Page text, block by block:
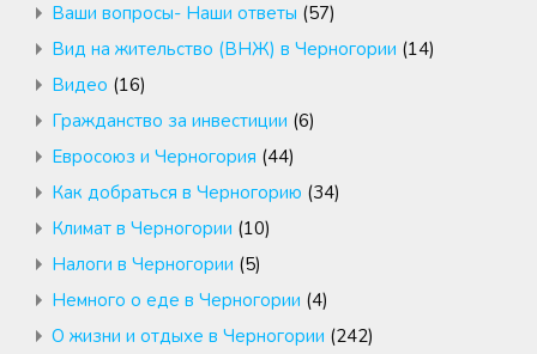
Ваши вопросы- Наши ответы (57)
Вид на жительство (ВНЖ) в Черногории (14)
Видео (16)
Гражданство за инвестиции (6)
Евросоюз и Черногория (44)
Как добраться в Черногорию (34)
Климат в Черногории (10)
Налоги в Черногории (5)
Немного о еде в Черногории (4)
О жизни и отдыхе в Черногории (242)